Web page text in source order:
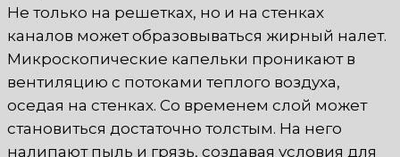
Не только на решетках, но и на стенках
каналов может образовываться жирный налет.
Микроскопические капельки проникают в
вентиляцию с потоками теплого воздуха,
оседая на стенках. Со временем слой может
становиться достаточно толстым. На него
налипают пыль и грязь, создавая условия для